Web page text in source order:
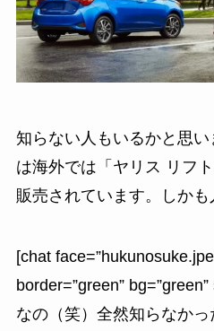
知らない人もいるかと思
は海外では「ヤリス リフ
販売されています。しかも
[chat
border=”green”
なの（笑）全然知らなか